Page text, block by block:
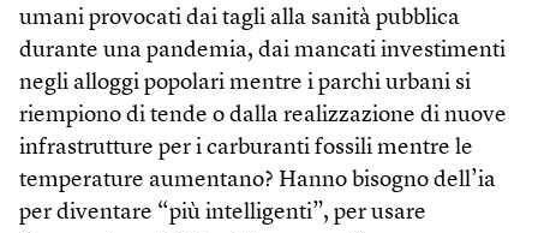
umani provocati dai tagli alla sanità pubblica
durante una pandemia, dai mancati investimenti
negli alloggi popolari mentre i parchi urbani si
riempiono di tende o dalla realizzazione di nuove
infrastrutture per i carburanti fossili mentre le
temperature aumentano? Hanno bisogno dell’ia
per diventare “più intelligenti”, per usare